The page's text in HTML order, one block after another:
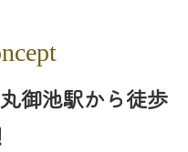
御池駅から徒歩